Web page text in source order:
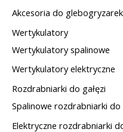
Akcesoria do glebogryzarek
Wertykulatory
Wertykulatory spalinowe
Wertykulatory elektryczne
Rozdrabniarki do gałęzi
Spalinowe rozdrabniarki do
Elektryczne rozdrabniarki